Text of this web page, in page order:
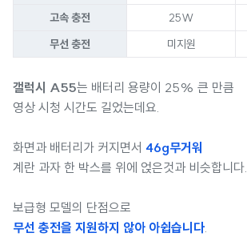
고속 충전
25W
무선 충전
미지원
갤럭시 A55는 배터리 용량이 25% 큰 만큼
영상 시청 시간도 길었는데요.
화면과 배터리가 커지면서 46g무거워
계란 과자 한 박스를 위에 얹은것과 비슷합니다.
보급형 모델의 단점으로
무선 충전을 지원하지 않아 아쉽습니다.